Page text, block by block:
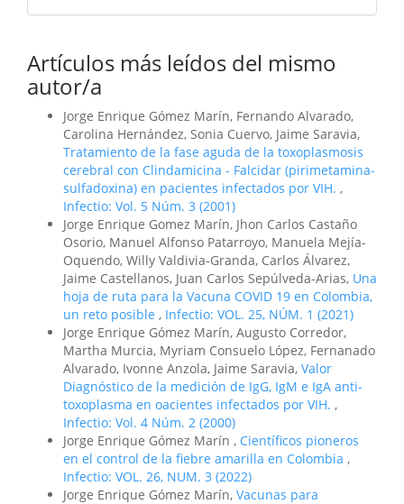
Artículos más leídos del mismo
autor/a
Jorge Enrique Gómez Marín, Fernando Alvarado,
Carolina Hernández, Sonia Cuervo, Jaime Saravia,
Tratamiento de la fase aguda de la toxoplasmosis
cerebral con Clindamicina - Falcidar (pirimetamina-
sulfadoxina) en pacientes infectados por VIH. ,
Infectio: Vol. 5 Núm. 3 (2001)
Jorge Enrique Gomez Marín, Jhon Carlos Castaño
Osorio, Manuel Alfonso Patarroyo, Manuela Mejía-
Oquendo, Willy Valdivia-Granda, Carlos Álvarez,
Jaime Castellanos, Juan Carlos Sepúlveda-Arias, Una
hoja de ruta para la Vacuna COVID 19 en Colombia,
un reto posible , Infectio: VOL. 25, NÚM. 1 (2021)
Jorge Enrique Gómez Marín, Augusto Corredor,
Martha Murcia, Myriam Consuelo López, Fernanado
Alvarado, Ivonne Anzola, Jaime Saravia, Valor
Diagnóstico de la medición de IgG, IgM e IgA anti-
toxoplasma en oacientes infectados por VIH. ,
Infectio: Vol. 4 Núm. 2 (2000)
Jorge Enrique Gómez Marín , Científicos pioneros
en el control de la fiebre amarilla en Colombia ,
Infectio: VOL. 26, NUM. 3 (2022)
Jorge Enrique Gómez Marín, Vacunas para